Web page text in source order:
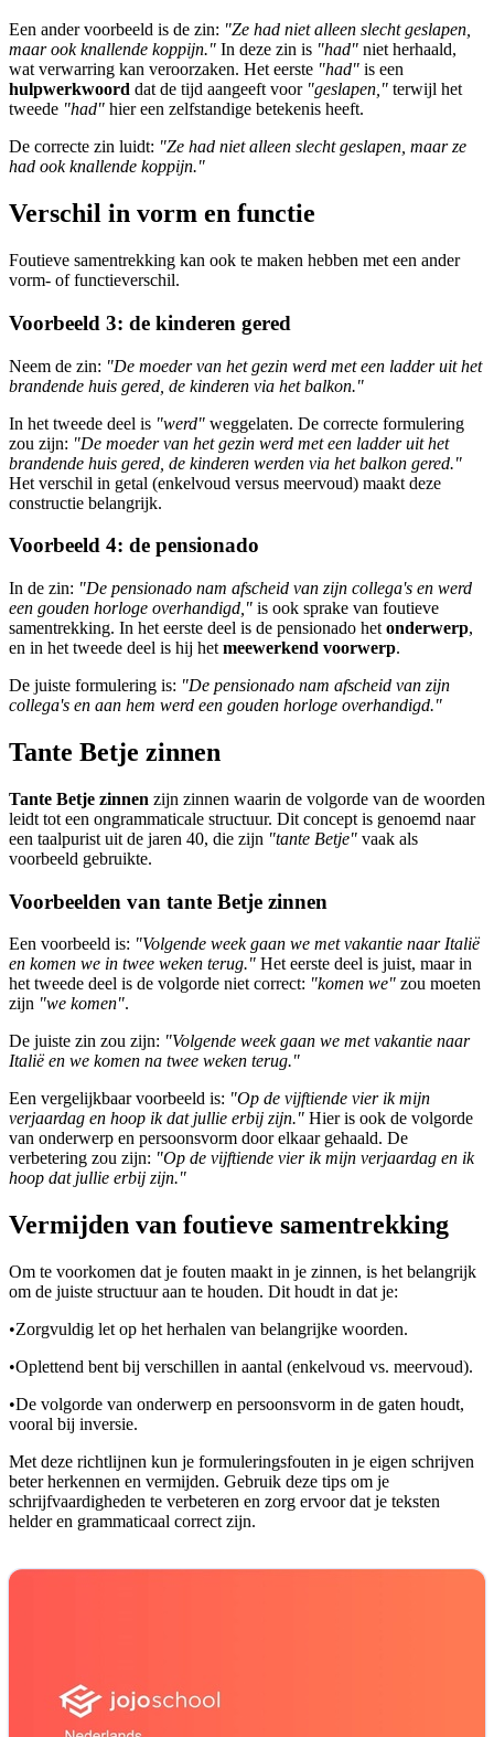
Een ander voorbeeld is de zin: "Ze had niet alleen slecht geslapen,
maar ook knallende koppijn." In deze zin is "had" niet herhaald,
wat verwarring kan veroorzaken. Het eerste "had" is een
hulpwerkwoord dat de tijd aangeeft voor "geslapen," terwijl het
tweede "had" hier een zelfstandige betekenis heeft.
De correcte zin luidt: "Ze had niet alleen slecht geslapen, maar ze
had ook knallende koppijn."
Verschil in vorm en functie
Foutieve samentrekking kan ook te maken hebben met een ander
vorm- of functieverschil.
Voorbeeld 3: de kinderen gered
Neem de zin: "De moeder van het gezin werd met een ladder uit het
brandende huis gered, de kinderen via het balkon."
In het tweede deel is "werd" weggelaten. De correcte formulering
zou zijn: "De moeder van het gezin werd met een ladder uit het
brandende huis gered, de kinderen werden via het balkon gered."
Het verschil in getal (enkelvoud versus meervoud) maakt deze
constructie belangrijk.
Voorbeeld 4: de pensionado
In de zin: "De pensionado nam afscheid van zijn collega's en werd
een gouden horloge overhandigd," is ook sprake van foutieve
samentrekking. In het eerste deel is de pensionado het onderwerp,
en in het tweede deel is hij het meewerkend voorwerp.
De juiste formulering is: "De pensionado nam afscheid van zijn
collega's en aan hem werd een gouden horloge overhandigd."
Tante Betje zinnen
Tante Betje zinnen zijn zinnen waarin de volgorde van de woorden
leidt tot een ongrammaticale structuur. Dit concept is genoemd naar
een taalpurist uit de jaren 40, die zijn "tante Betje" vaak als
voorbeeld gebruikte.
Voorbeelden van tante Betje zinnen
Een voorbeeld is: "Volgende week gaan we met vakantie naar Italië
en komen we in twee weken terug." Het eerste deel is juist, maar in
het tweede deel is de volgorde niet correct: "komen we" zou moeten
zijn "we komen".
De juiste zin zou zijn: "Volgende week gaan we met vakantie naar
Italië en we komen na twee weken terug."
Een vergelijkbaar voorbeeld is: "Op de vijftiende vier ik mijn
verjaardag en hoop ik dat jullie erbij zijn." Hier is ook de volgorde
van onderwerp en persoonsvorm door elkaar gehaald. De
verbetering zou zijn: "Op de vijftiende vier ik mijn verjaardag en ik
hoop dat jullie erbij zijn."
Vermijden van foutieve samentrekking
Om te voorkomen dat je fouten maakt in je zinnen, is het belangrijk
om de juiste structuur aan te houden. Dit houdt in dat je:
•Zorgvuldig let op het herhalen van belangrijke woorden.
•Oplettend bent bij verschillen in aantal (enkelvoud vs. meervoud).
•De volgorde van onderwerp en persoonsvorm in de gaten houdt,
vooral bij inversie.
Met deze richtlijnen kun je formuleringsfouten in je eigen schrijven
beter herkennen en vermijden. Gebruik deze tips om je
schrijfvaardigheden te verbeteren en zorg ervoor dat je teksten
helder en grammaticaal correct zijn.